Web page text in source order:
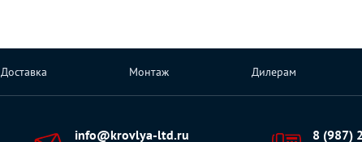
Доставка Монтаж Дилерам
info@krovlya-ltd.ru 8 (987)